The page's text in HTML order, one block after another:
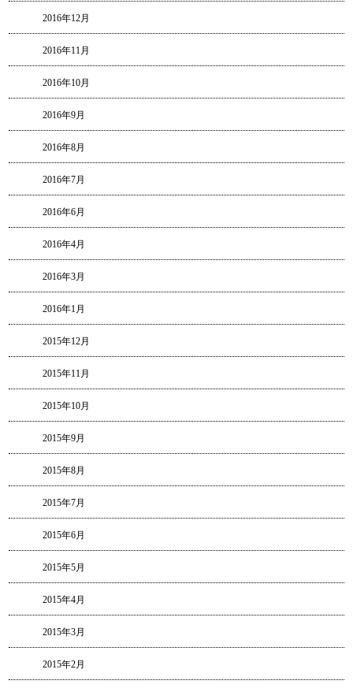
2016年12月
2016年11月
2016年10月
2016年9月
2016年8月
2016年7月
2016年6月
2016年4月
2016年3月
2016年1月
2015年12月
2015年11月
2015年10月
2015年9月
2015年8月
2015年7月
2015年6月
2015年5月
2015年4月
2015年3月
2015年2月